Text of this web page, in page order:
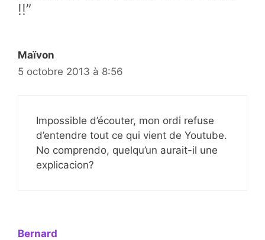
!!”
Maïvon
5 octobre 2013 à 8:56
Impossible d’écouter, mon ordi refuse
d’entendre tout ce qui vient de Youtube.
No comprendo, quelqu’un aurait-il une
explicacion?
Bernard